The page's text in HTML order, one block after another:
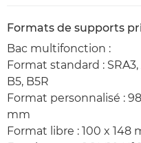
Formats de supports
Bac multifonction :
Format standard : SRA3,
B5, B5R
Format personnalisé :
mm
Format libre : 100 x 148